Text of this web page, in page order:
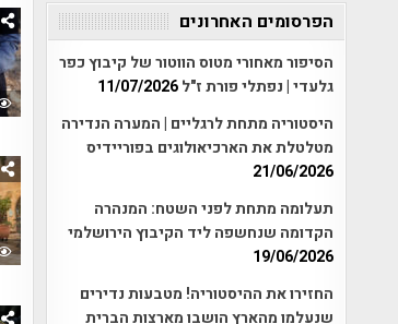
הפרסומים האחרונים
הסיפור מאחורי מטוס הווטור של קיבוץ כפר
גלעדי | נפתלי פורת ז"ל11/07/2026
היסטוריה מתחת לרגליים | המערה הנדירה
מטלטלת את הארכיאולוגים בפוריידיס
21/06/2026
תעלומה מתחת לפני השטח: המנהרה
הקדומה שנחשפה ליד הקיבוץ הירושלמי
19/06/2026
החזירו את ההיסטוריה! מטבעות נדירים
שנעלמו מהארץ הושבו מארצות הברית